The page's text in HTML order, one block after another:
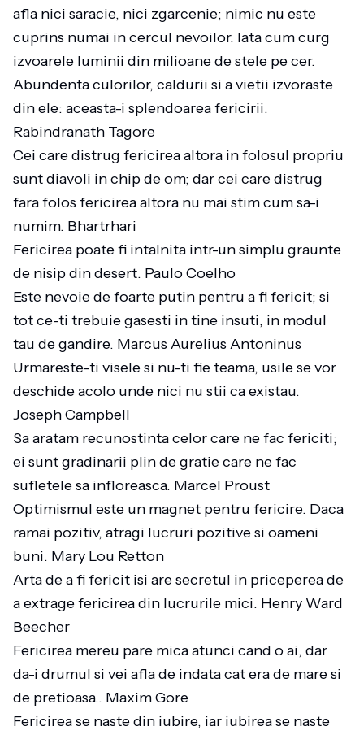
afla nici saracie, nici zgarcenie; nimic nu este
cuprins numai in cercul nevoilor. Iata cum curg
izvoarele luminii din milioane de stele pe cer.
Abundenta culorilor, caldurii si a vietii izvoraste
din ele: aceasta-i splendoarea fericirii.
Rabindranath Tagore
Cei care distrug fericirea altora in folosul propriu
sunt diavoli in chip de om; dar cei care distrug
fara folos fericirea altora nu mai stim cum sa-i
numim. Bhartrhari
Fericirea poate fi intalnita intr-un simplu graunte
de nisip din desert. Paulo Coelho
Este nevoie de foarte putin pentru a fi fericit; si
tot ce-ti trebuie gasesti in tine insuti, in modul
tau de gandire. Marcus Aurelius Antoninus
Urmareste-ti visele si nu-ti fie teama, usile se vor
deschide acolo unde nici nu stii ca existau.
Joseph Campbell
Sa aratam recunostinta celor care ne fac fericiti;
ei sunt gradinarii plin de gratie care ne fac
sufletele sa infloreasca. Marcel Proust
Optimismul este un magnet pentru fericire. Daca
ramai pozitiv, atragi lucruri pozitive si oameni
buni. Mary Lou Retton
Arta de a fi fericit isi are secretul in priceperea de
a extrage fericirea din lucrurile mici. Henry Ward
Beecher
Fericirea mereu pare mica atunci cand o ai, dar
da-i drumul si vei afla de indata cat era de mare si
de pretioasa.. Maxim Gore
Fericirea se naste din iubire, iar iubirea se naste